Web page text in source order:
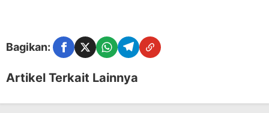
Bagikan: FacebookTwitterWhatsAppTelegramCopy Link
Artikel Terkait Lainnya